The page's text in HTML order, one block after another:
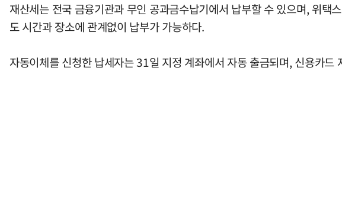
재산세는 전국 금융기관과 무인 공과금수납기에서 납부할 수 있으며, 위
도 시간과 장소에 관계없이 납부가 가능하다.
자동이체를 신청한 납세자는 31일 지정 계좌에서 자동 출금되며, 신용카